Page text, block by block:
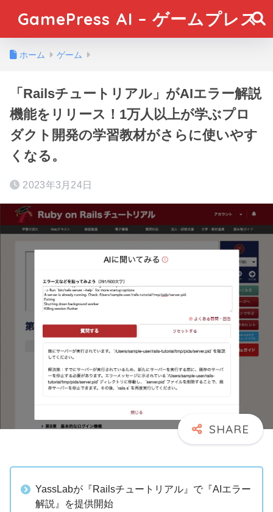
GamePress AI – ゲームプレス
ホーム ゲーム
「Railsチュートリアル」がAIエラー解説
機能をリリース！1万人以上が学ぶプロ
ダクト開発の学習教材がさらに使いやす
くなる。
2023年3月24日
YassLabが『Railsチュートリアル』で『AIエラー
解説』を提供開始